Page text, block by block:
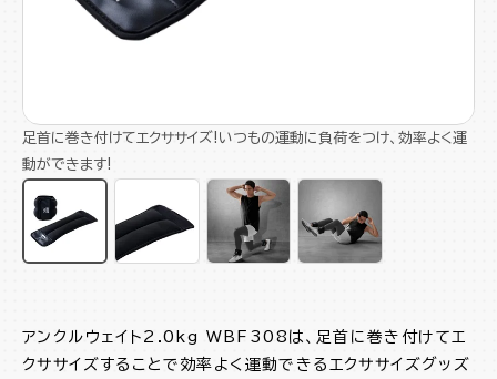
足首に巻き付けてエクササイズ!いつもの運動に負荷をつけ、効率よく運
動ができます!
アンクルウェイト2.0kg WBF308は、足首に巻き付けてエ
クササイズすることで効率よく運動できるエクササイズグッズ